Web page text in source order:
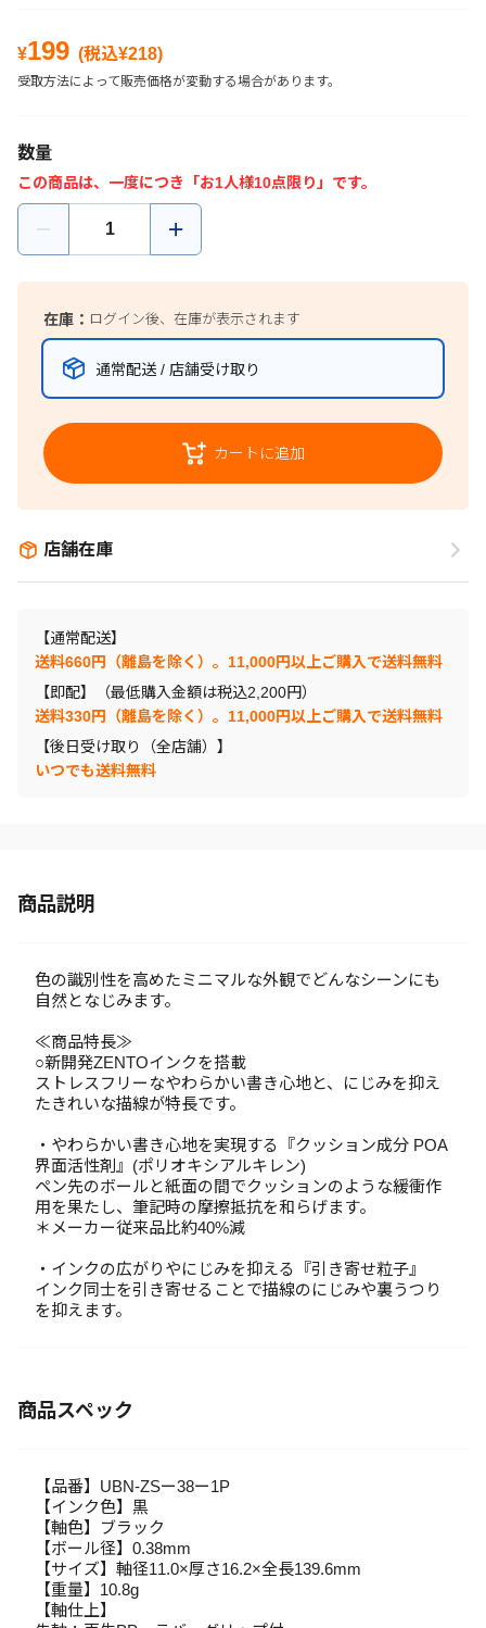
¥199 (税込¥218)
受取方法によって販売価格が変動する場合があります。
数量
この商品は、一度につき「お1人様10点限り」です。
在庫： ログイン後、在庫が表示されます
通常配送 / 店舗受け取り
カートに追加
店舗在庫
【通常配送】
送料660円（離島を除く）。11,000円以上ご購入で送料無料
【即配】（最低購入金額は税込2,200円）
送料330円（離島を除く）。11,000円以上ご購入で送料無料
【後日受け取り（全店舗）】
いつでも送料無料
商品説明
色の識別性を高めたミニマルな外観でどんなシーンにも
自然となじみます。
≪商品特長≫
○新開発ZENTOインクを搭載
ストレスフリーなやわらかい書き心地と、にじみを抑え
たきれいな描線が特長です。
・やわらかい書き心地を実現する『クッション成分 POA
界面活性剤』(ポリオキシアルキレン)
ペン先のボールと紙面の間でクッションのような緩衝作
用を果たし、筆記時の摩擦抵抗を和らげます。
＊メーカー従来品比約40%減
・インクの広がりやにじみを抑える『引き寄せ粒子』
インク同士を引き寄せることで描線のにじみや裏うつり
を抑えます。
商品スペック
【品番】UBN-ZSー38ー1P
【インク色】黒
【軸色】ブラック
【ボール径】0.38mm
【サイズ】軸径11.0×厚さ16.2×全長139.6mm
【重量】10.8g
【軸仕上】